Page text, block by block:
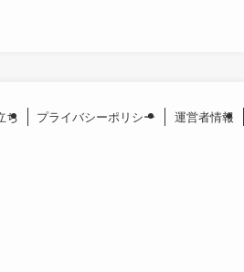
ち プライバシーポリシー 運営者情報